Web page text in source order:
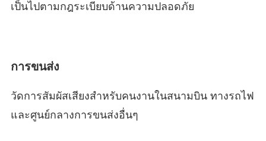
เป็นไปตามกฎระเบียบด้านความปลอดภัย
การขนส่ง
วัดการสัมผัสเสียงสำหรับคนงานในสนามบิน ทางรถไฟ
และศูนย์กลางการขนส่งอื่นๆ